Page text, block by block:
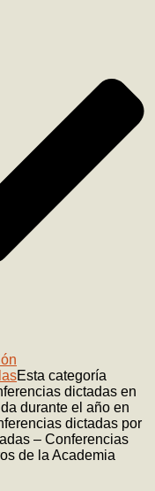
Esta categoría
dictadas en
durante el año en
dictadas por
– Conferencias
de la Academia